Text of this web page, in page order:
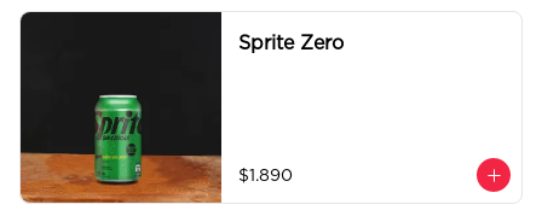
Sprite Zero
$1.890